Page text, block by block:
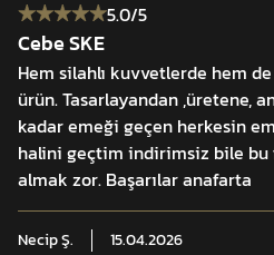
5.0/5
Cebe SKE
Hem silahlı kuvvetlerde hem
ürün. Tasarlayandan ,üretene,
kadar emeği geçen herkesin
halini geçtim indirimsiz bile
almak zor. Başarılar anafarta
NecipŞ. 15.04.2026